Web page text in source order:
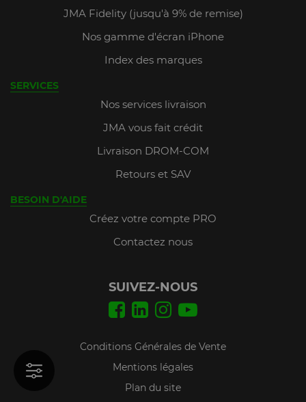
JMA Fidelity (jusqu'à 9% de remise)
Nos gamme d'écran iPhone
Index des marques
SERVICES
Nos services livraison
JMA vous fait crédit
Livraison DROM-COM
Retours et SAV
BESOIN D'AIDE
Créez votre compte PRO
Contactez nous
SUIVEZ-NOUS
Conditions Générales de Vente
Mentions légales
Plan du site